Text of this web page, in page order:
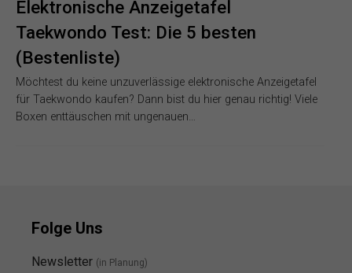
Elektronische Anzeigetafel
Taekwondo Test: Die 5 besten
(Bestenliste)
Möchtest du keine unzuverlässige elektronische Anzeigetafel
für Taekwondo kaufen? Dann bist du hier genau richtig! Viele
Boxen enttäuschen mit ungenauen…
Folge Uns
Newsletter (in Planung)